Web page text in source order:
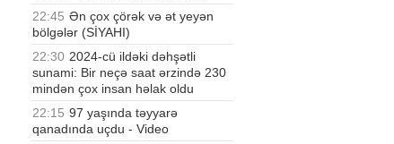
22:45 Ən çox çörək və ət yeyən
bölgələr (SİYAHI)
22:30 2024-cü ildəki dəhşətli
sunami: Bir neçə saat ərzində 230
mindən çox insan həlak oldu
22:15 97 yaşında təyyarə
qanadında uçdu - Video